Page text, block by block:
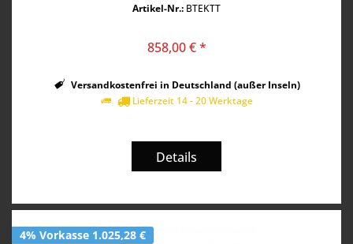
Artikel-Nr.: BTEKTT
858,00 € *
Versandkostenfrei in Deutschland (außer Inseln)
Lieferzeit 14 - 20 Werktage
Details
4% Vorkasse 1.025,28 €